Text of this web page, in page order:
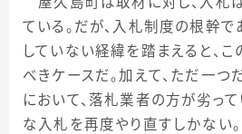
ている。だが、入札制度の根幹
していない経緯を踏まえると、
べきケースだ。加えて、ただ一
において、落札業者の方が劣っ
な入札を再度やり直すしかない。